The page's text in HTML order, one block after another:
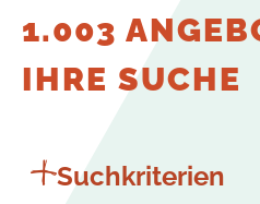
1.003
IHRE SUCHE
Suchkriterien